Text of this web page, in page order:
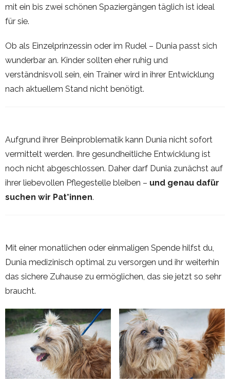
mit ein bis zwei schönen Spaziergängen täglich ist ideal
für sie.
Ob als Einzelprinzessin oder im Rudel – Dunia passt sich
wunderbar an. Kinder sollten eher ruhig und
verständnisvoll sein, ein Trainer wird in ihrer Entwicklung
nach aktuellem Stand nicht benötigt.
Aufgrund ihrer Beinproblematik kann Dunia nicht sofort
vermittelt werden. Ihre gesundheitliche Entwicklung ist
noch nicht abgeschlossen. Daher darf Dunia zunächst auf
ihrer liebevollen Pflegestelle bleiben – und genau dafür
suchen wir Pat*innen.
Mit einer monatlichen oder einmaligen Spende hilfst du,
Dunia medizinisch optimal zu versorgen und ihr weiterhin
das sichere Zuhause zu ermöglichen, das sie jetzt so sehr
braucht.